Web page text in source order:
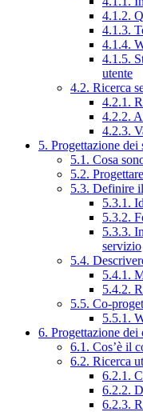
4.1.2.
4.1.3.
4.1.4.
4.1.5.
utente
4.2. Ricerca
4.2.1.
4.2.2.
4.2.3.
5. Progettazione dei
5.1. Cosa
5.2.
5.3. Definire
5.3.1.
5.3.2.
5.3.3.
servizio
5.4.
5.4.1.
5.4.2.
5.5. Co-
5.5.1.
6. Progettazione dei
6.1. Cos’è il
6.2. Ricerca
6.2.1.
6.2.2.
6.2.3.